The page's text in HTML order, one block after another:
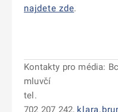
najdete zde.
Kontakty pro média:
mluvčí
tel.
702 207 242,